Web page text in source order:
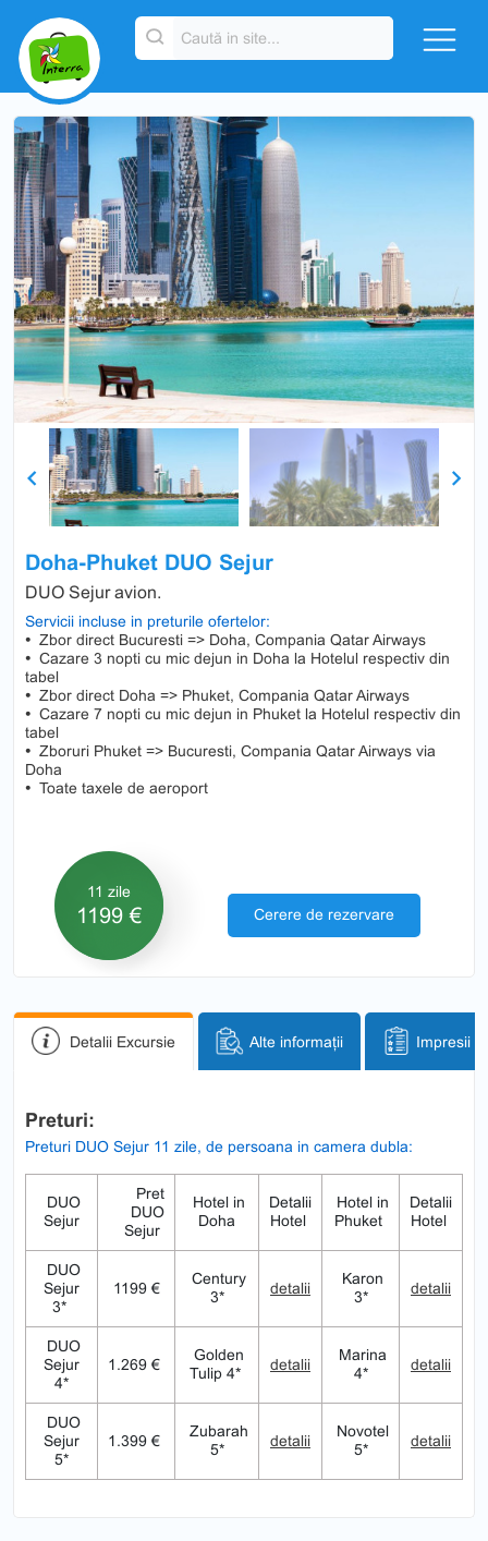
Doha-Phuket DUO Sejur
DUO Sejur avion.
Servicii incluse in preturile ofertelor:
• Zbor direct Bucuresti => Doha, Compania Qatar Airways
• Cazare 3 nopti cu mic dejun in Doha la Hotelul respectiv din
tabel
• Zbor direct Doha => Phuket, Compania Qatar Airways
• Cazare 7 nopti cu mic dejun in Phuket la Hotelul respectiv din
tabel
• Zboruri Phuket => Bucuresti, Compania Qatar Airways via
Doha
• Toate taxele de aeroport
11 zile
1199 € Cerere de rezervare
Previous Next
Detalii Excursie Alte informații Impresii
Preturi:
Preturi DUO Sejur 11 zile, de persoana in camera dubla:
DUO
Sejur
Pret
DUO
Sejur
Hotel in
Doha
Detalii
Hotel
Hotel in
Phuket
Detalii
Hotel
DUO
Sejur
3*
1199 €
Century
3*
detalii
Karon
3*
detalii
DUO
Sejur
4*
1.269 €
Golden
Tulip 4*
detalii
Marina
4*
detalii
DUO
Sejur
5*
1.399 €
Zubarah
5*
detalii
Novotel
5*
detalii